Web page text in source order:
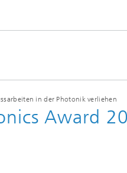
in der Photonik verliehen
Award